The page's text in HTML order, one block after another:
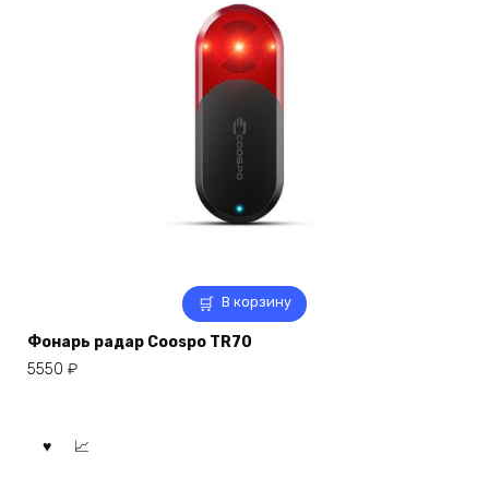
В корзину
Фонарь радар Coospo TR70
5550 ₽